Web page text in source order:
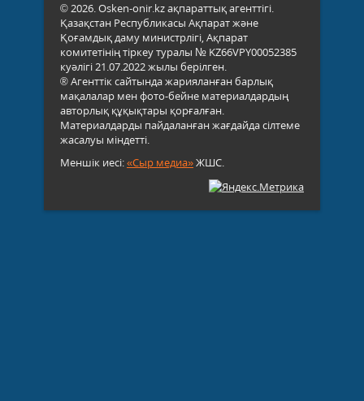
© 2026. Osken-onir.kz ақпараттық агенттігі.
Қазақстан Республикасы Ақпарат және
Қоғамдық даму министрлігі, Ақпарат
комитетінің тіркеу туралы № KZ66VPY00052385
куәлігі 21.07.2022 жылы берілген.
® Агенттік сайтында жарияланған барлық
мақалалар мен фото-бейне материалдардың
авторлық құқықтары қорғалған.
Материалдарды пайдаланған жағдайда сілтеме
жасалуы міндетті.
Меншік иесі:«Сыр медиа»ЖШС.